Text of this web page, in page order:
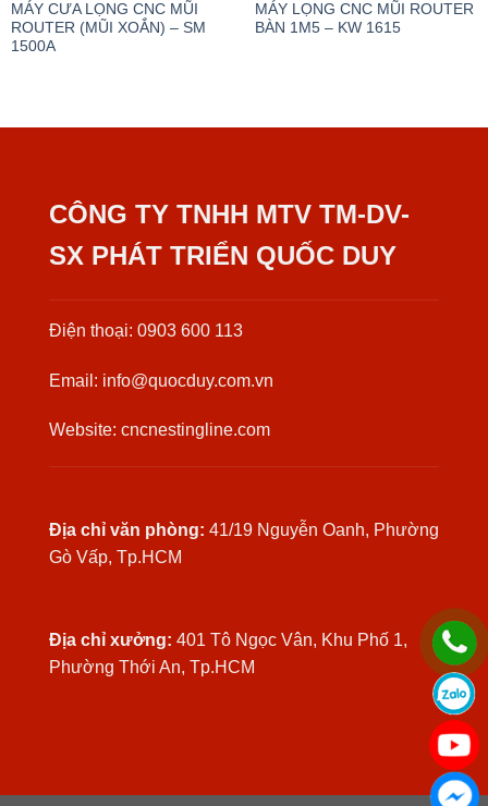
MÁY CƯA LỌNG CNC MŨI
ROUTER (MŨI XOẮN) – SM
1500A
MÁY LỌNG CNC MŨI ROUTER
BÀN 1M5 – KW 1615
CÔNG TY TNHH MTV TM-DV-
SX PHÁT TRIỂN QUỐC DUY
Điện thoại: 0903 600 113
Email: info@quocduy.com.vn
Website: cncnestingline.com
Địa chỉ văn phòng: 41/19 Nguyễn Oanh, Phường
Gò Vấp, Tp.HCM
Địa chỉ xưởng: 401 Tô Ngọc Vân, Khu Phố 1,
Phường Thới An, Tp.HCM